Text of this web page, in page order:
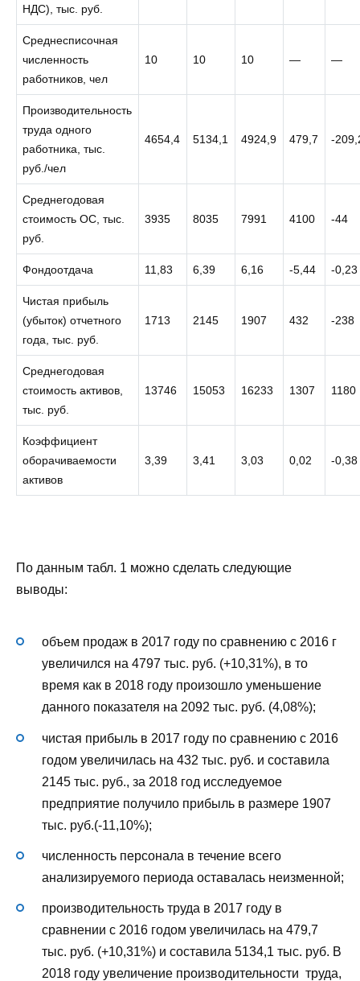
НДС), тыс. руб.
Среднесписочная
численность
работников, чел
10 10 10 — —
Производительность
труда одного
работника, тыс.
руб./чел
4654,4 5134,1 4924,9 479,7 -
Среднегодовая
стоимость ОС, тыс.
руб.
3935 8035 7991 4100 -44
Фондоотдача 11,83 6,39 6,16 -5,44 -0,23
Чистая прибыль
(убыток) отчетного
года, тыс. руб.
1713 2145 1907 432 -238
Среднегодовая
стоимость активов,
тыс. руб.
13746 15053 16233 1307 1180
Коэффициент
оборачиваемости
активов
3,39 3,41 3,03 0,02 -0,38
По данным табл. 1 можно сделать следующие
выводы:
объем продаж в 2017 году по сравнению с 2016 г
увеличился на 4797 тыс. руб. (+10,31%), в то
время как в 2018 году произошло уменьшение
данного показателя на 2092 тыс. руб. (4,08%);
чистая прибыль в 2017 году по сравнению с 2016
годом увеличилась на 432 тыс. руб. и составила
2145 тыс. руб., за 2018 год исследуемое
предприятие получило прибыль в размере 1907
тыс. руб.(-11,10%);
численность персонала в течение всего
анализируемого периода оставалась неизменной;
производительность труда в 2017 году в
сравнении с 2016 годом увеличилась на 479,7
тыс. руб. (+10,31%) и составила 5134,1 тыс. руб. В
2018 году увеличение производительности труда,